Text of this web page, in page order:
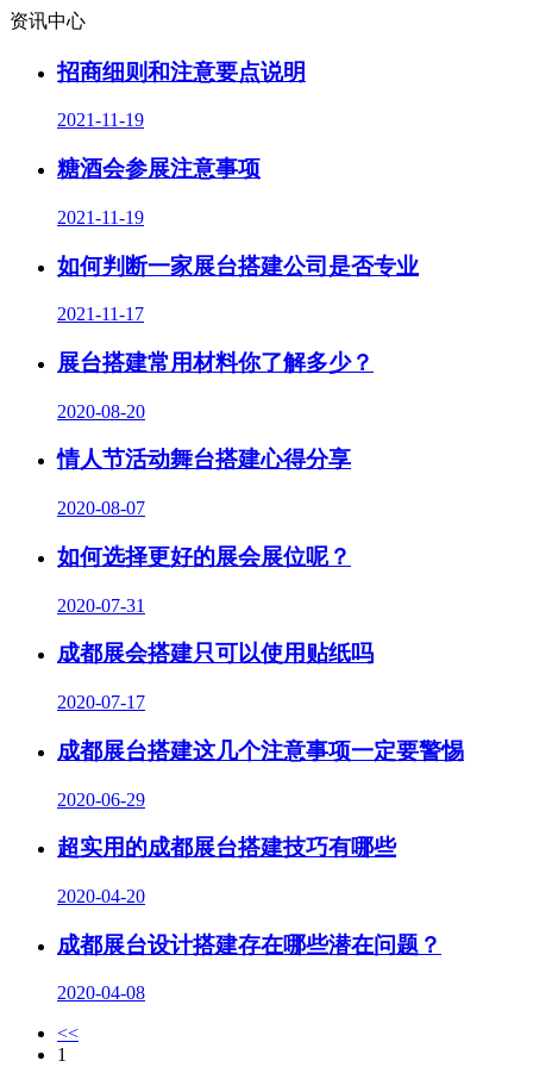
资讯中心
招商细则和注意要点说明
2021-11-19
糖酒会参展注意事项
2021-11-19
如何判断一家展台搭建公司是否专业
2021-11-17
展台搭建常用材料你了解多少？
2020-08-20
情人节活动舞台搭建心得分享
2020-08-07
如何选择更好的展会展位呢？
2020-07-31
成都展会搭建只可以使用贴纸吗
2020-07-17
成都展台搭建这几个注意事项一定要警惕
2020-06-29
超实用的成都展台搭建技巧有哪些
2020-04-20
成都展台设计搭建存在哪些潜在问题？
2020-04-08
<<
1